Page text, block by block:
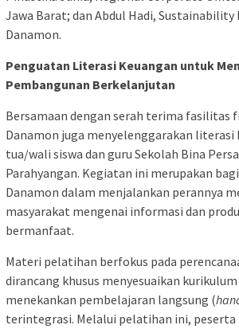
Jawa Barat; dan Abdul Hadi, Sustainability
Danamon.
Penguatan Literasi Keuangan untuk
Pembangunan Berkelanjutan
Bersamaan dengan serah terima fasilitas
Danamon juga menyelenggarakan literasi
tua/wali siswa dan guru Sekolah Bina
Parahyangan. Kegiatan ini merupakan
Danamon dalam menjalankan perannya
masyarakat mengenai informasi dan
bermanfaat.
Materi pelatihan berfokus pada
dirancang khusus menyesuaikan
menekankan pembelajaran langsung (
terintegrasi. Melalui pelatihan ini, peserta